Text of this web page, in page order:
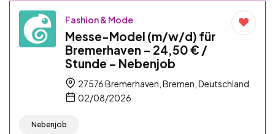
Fashion & Mode
Messe-Model (m/w/d) für
Bremerhaven – 24,50 € /
Stunde – Nebenjob
27576 Bremerhaven, Bremen, Deutschland
02/08/2026
Nebenjob